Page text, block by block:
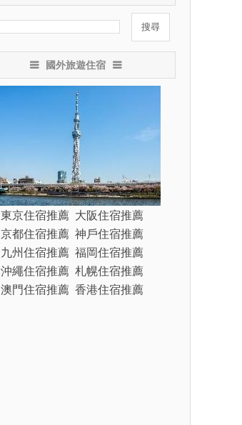
國外旅遊住宿
東京住宿推薦 大阪住宿推薦
京都住宿推薦 神戶住宿推薦
九州住宿推薦 福岡住宿推薦
沖繩住宿推薦 札幌住宿推薦
澳門住宿推薦 香港住宿推薦